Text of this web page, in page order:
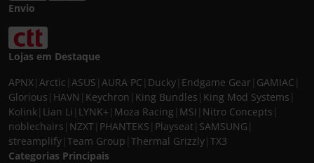
Envio
Lojas em Destaque
APNX Arctic ASUS AURA PC Ducky Endgame Gear GAMIAC
Glorious HAVN Keychron King Bundles King Mod Systems
Kolink Lian Li LYNK+ Moza Racing MSI Nitro Concepts
noblechairs NZXT PHANTEKS Playseat SAMSUNG
streamplify Team Group Thermal Grizzly TX3
Categorias Principais